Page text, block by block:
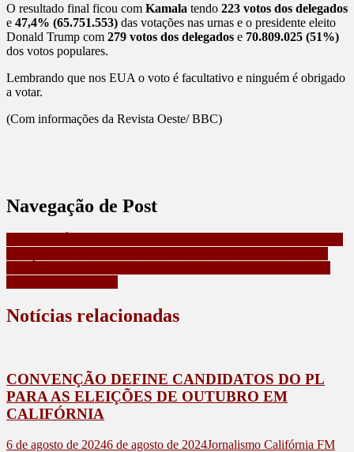
O resultado final ficou com Kamala tendo 223 votos dos delegados
e 47,4% (65.751.553) das votações nas urnas e o presidente eleito
Donald Trump com 279 votos dos delegados e 70.809.025 (51%)
dos votos populares.
Lembrando que nos EUA o voto é facultativo e ninguém é obrigado
a votar.
(Com informações da Revista Oeste/ BBC)
Navegação de Post
Notícias relacionadas
CONVENÇÃO DEFINE CANDIDATOS DO PL
PARA AS ELEIÇÕES DE OUTUBRO EM
CALIFÓRNIA
6 de agosto de 20246 de agosto de 2024Jornalismo Califórnia FM